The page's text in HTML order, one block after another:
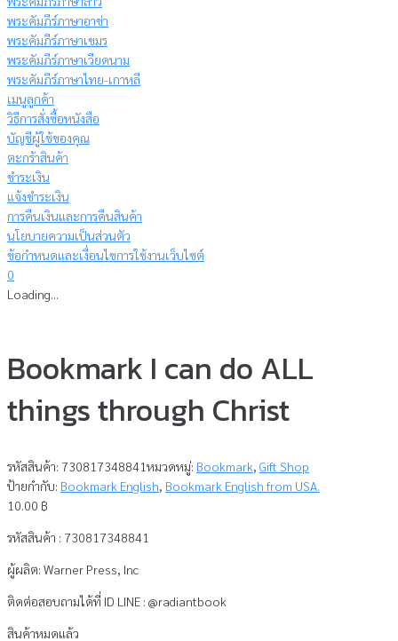
พระคัมภีร์ภาษาอาข่า
พระคัมภีร์ภาษาเขมร
พระคัมภีร์ภาษาเวียดนาม
พระคัมภีร์ภาษาไทย-เกาหลี
เมนูลูกค้า
วิธีการสั่งซื้อหนังสือ
บัญชีผู้ใช้ของคุณ
ตะกร้าสินค้า
ชำระเงิน
แจ้งชำระเงิน
การคืนเงินและการคืนสินค้า
นโยบายความเป็นส่วนตัว
ข้อกำหนดและเงื่อนไขการใช้งานเว็บไซต์
0
Loading...
Bookmark I can do ALL
things through Christ
รหัสสินค้า: 730817348841หมวดหมู่: Bookmark, Gift Shop
ป้ายกำกับ: Bookmark English, Bookmark English from USA.
10.00 ฿
รหัสสินค้า : 730817348841
ผู้ผลิต: Warner Press, Inc
ติดต่อสอบถามได้ที่ ID LINE : @radiantbook
สินค้าหมดแล้ว